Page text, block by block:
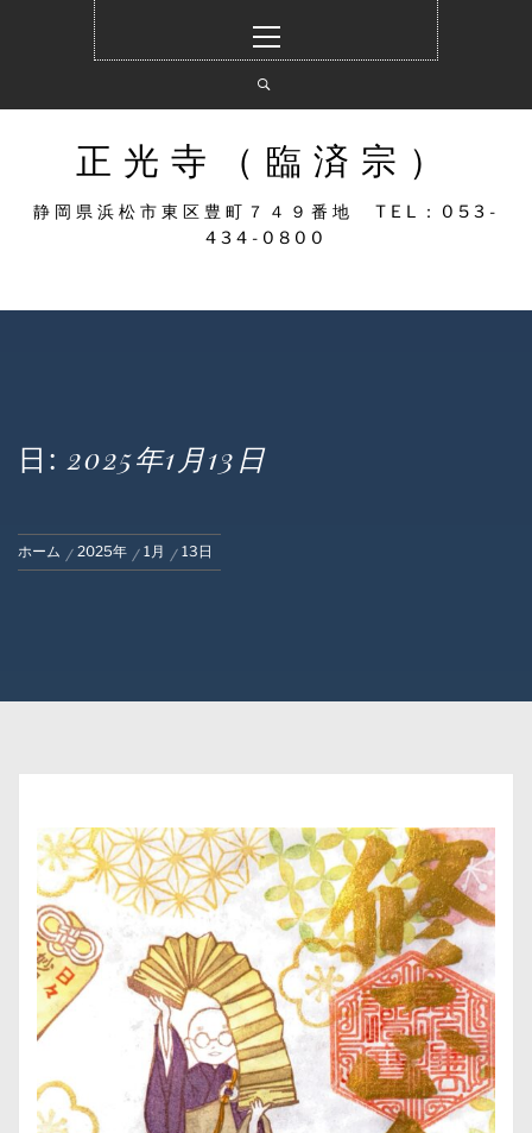
ツ
イ
ン
メ
ニ
ュ
ー
正光寺（臨済宗）
静岡県浜松市東区豊町７４９番地 TEL：053-
434-0800
日: 2025年1月13日
ホーム 2025年 1月 13日